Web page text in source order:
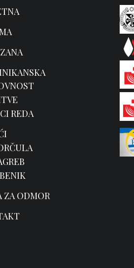
REDA
ZA ODMOR